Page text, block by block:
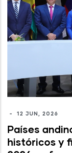
- 12 JUN, 2026
Países
históricos y